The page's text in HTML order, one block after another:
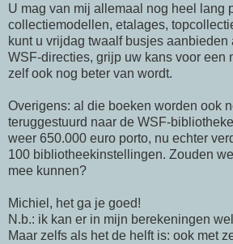
U mag van mij allemaal nog heel lang
collectiemodellen, etalages,
kunt u vrijdag twaalf busjes aanbieden
WSF-directies, grijp uw kans voor een
zelf ook nog beter van wordt.
Overigens: al die boeken worden ook
teruggestuurd naar de WSF-
weer 650.000 euro porto, nu echter
100 bibliotheekinstellingen. Zouden
mee kunnen?
Michiel , het ga je goed!
N.b.: ik kan er in mijn berekeningen
Maar zelfs als het de helft is: ook met